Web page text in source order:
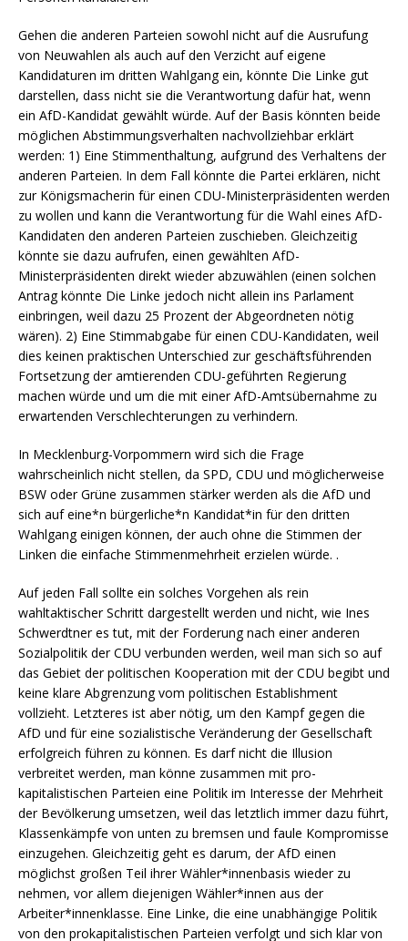
Gehen die anderen Parteien sowohl nicht auf die Ausrufung
von Neuwahlen als auch auf den Verzicht auf eigene
Kandidaturen im dritten Wahlgang ein, könnte Die Linke gut
darstellen, dass nicht sie die Verantwortung dafür hat, wenn
ein AfD-Kandidat gewählt würde. Auf der Basis könnten beide
möglichen Abstimmungsverhalten nachvollziehbar erklärt
werden: 1) Eine Stimmenthaltung, aufgrund des Verhaltens der
anderen Parteien. In dem Fall könnte die Partei erklären, nicht
zur Königsmacherin für einen CDU-Ministerpräsidenten werden
zu wollen und kann die Verantwortung für die Wahl eines AfD-
Kandidaten den anderen Parteien zuschieben. Gleichzeitig
könnte sie dazu aufrufen, einen gewählten AfD-
Ministerpräsidenten direkt wieder abzuwählen (einen solchen
Antrag könnte Die Linke jedoch nicht allein ins Parlament
einbringen, weil dazu 25 Prozent der Abgeordneten nötig
wären). 2) Eine Stimmabgabe für einen CDU-Kandidaten, weil
dies keinen praktischen Unterschied zur geschäftsführenden
Fortsetzung der amtierenden CDU-geführten Regierung
machen würde und um die mit einer AfD-Amtsübernahme zu
erwartenden Verschlechterungen zu verhindern.
In Mecklenburg-Vorpommern wird sich die Frage
wahrscheinlich nicht stellen, da SPD, CDU und möglicherweise
BSW oder Grüne zusammen stärker werden als die AfD und
sich auf eine*n bürgerliche*n Kandidat*in für den dritten
Wahlgang einigen können, der auch ohne die Stimmen der
Linken die einfache Stimmenmehrheit erzielen würde. .
Auf jeden Fall sollte ein solches Vorgehen als rein
wahltaktischer Schritt dargestellt werden und nicht, wie Ines
Schwerdtner es tut, mit der Forderung nach einer anderen
Sozialpolitik der CDU verbunden werden, weil man sich so auf
das Gebiet der politischen Kooperation mit der CDU begibt und
keine klare Abgrenzung vom politischen Establishment
vollzieht. Letzteres ist aber nötig, um den Kampf gegen die
AfD und für eine sozialistische Veränderung der Gesellschaft
erfolgreich führen zu können. Es darf nicht die Illusion
verbreitet werden, man könne zusammen mit pro-
kapitalistischen Parteien eine Politik im Interesse der Mehrheit
der Bevölkerung umsetzen, weil das letztlich immer dazu führt,
Klassenkämpfe von unten zu bremsen und faule Kompromisse
einzugehen. Gleichzeitig geht es darum, der AfD einen
möglichst großen Teil ihrer Wähler*innenbasis wieder zu
nehmen, vor allem diejenigen Wähler*innen aus der
Arbeiter*innenklasse. Eine Linke, die eine unabhängige Politik
von den prokapitalistischen Parteien verfolgt und sich klar von